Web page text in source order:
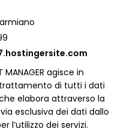
agisce in
di tutti i dati
elabora attraverso la
esclusiva dei dati dallo
l’utilizzo dei servizi.